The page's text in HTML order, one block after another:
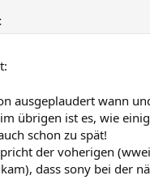
ausgeplaudert wann
übrigen ist es, wie
schon zu spät!
der voherigen
dass sony bei der